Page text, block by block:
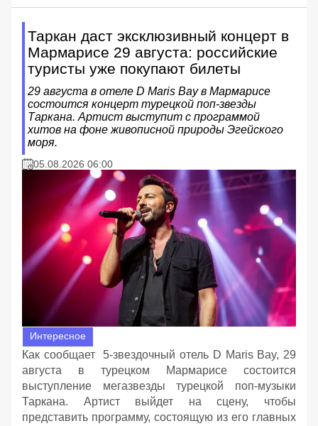
Таркан даст эксклюзивный концерт в
Мармарисе 29 августа: российские
туристы уже покупают билеты
29 августа в отеле D Maris Bay в Мармарисе
состоится концерт турецкой поп-звезды
Таркана. Артист выступит с программой
хитов на фоне живописной природы Эгейского
моря.
05.08.2026 06:00
Интересное
Как сообщает 5-звездочный отель D Maris Bay, 29
августа в турецком Мармарисе состоится
выступление мегазвезды турецкой поп-музыки
Таркана. Артист выйдет на сцену, чтобы
представить программу, состоящую из его главных